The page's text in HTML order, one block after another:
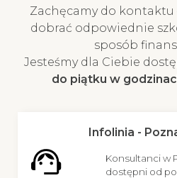
Zachęcamy do kontaktu
dobrać odpowiednie
sposób
Jesteśmy dla Ciebie
do piątku w
Infolinia -
Konsultanci w
dostępni od